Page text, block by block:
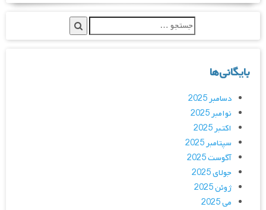
بایگانی‌ها
دسامبر 2025
نوامبر 2025
اکتبر 2025
سپتامبر 2025
آگوست 2025
جولای 2025
ژوئن 2025
می 2025